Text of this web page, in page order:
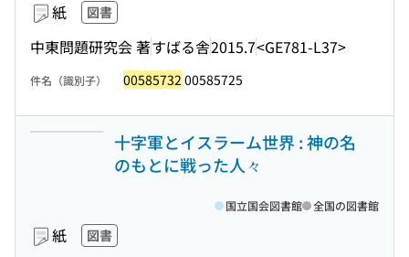
紙 図書
中東問題研究会 著すばる舎2015.7<GE781-L37>
件名（識別子） 00585732 00585725
十字軍とイスラーム世界 : 神の名
のもとに戦った人々
紙 図書
国立国会図書館 全国の図書館